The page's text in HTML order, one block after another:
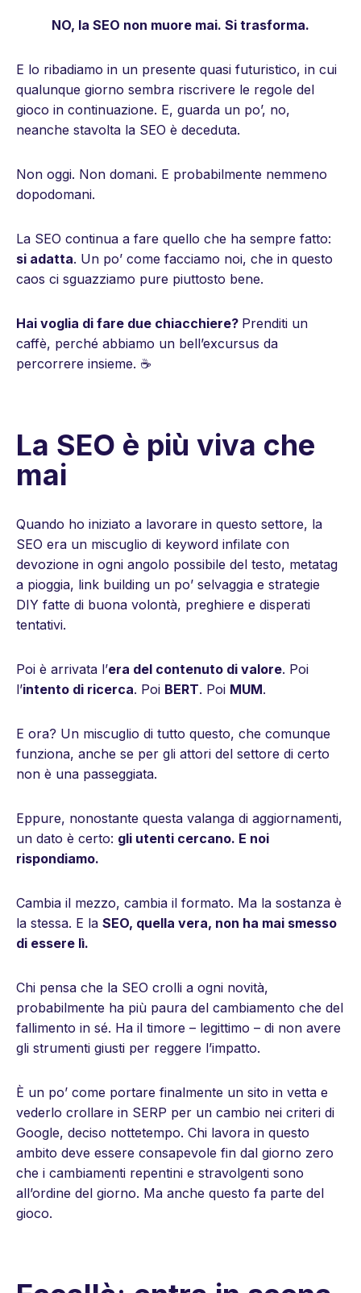
NO, la SEO non muore mai. Si trasforma.
E lo ribadiamo in un presente quasi futuristico, in cui
qualunque giorno sembra riscrivere le regole del
gioco in continuazione. E, guarda un po’, no,
neanche stavolta la SEO è deceduta.
Non oggi. Non domani. E probabilmente nemmeno
dopodomani.
La SEO continua a fare quello che ha sempre fatto:
si adatta. Un po’ come facciamo noi, che in questo
caos ci sguazziamo pure piuttosto bene.
Hai voglia di fare due chiacchiere? Prenditi un
caffè, perché abbiamo un bell’excursus da
percorrere insieme. ☕
La SEO è più viva che
mai
Quando ho iniziato a lavorare in questo settore, la
SEO era un miscuglio di keyword infilate con
devozione in ogni angolo possibile del testo, metatag
a pioggia, link building un po’ selvaggia e strategie
DIY fatte di buona volontà, preghiere e disperati
tentativi.
Poi è arrivata l’era del contenuto di valore. Poi
l’intento di ricerca. Poi BERT. Poi MUM.
E ora? Un miscuglio di tutto questo, che comunque
funziona, anche se per gli attori del settore di certo
non è una passeggiata.
Eppure, nonostante questa valanga di aggiornamenti,
un dato è certo: gli utenti cercano. E noi
rispondiamo.
Cambia il mezzo, cambia il formato. Ma la sostanza è
la stessa. E la SEO, quella vera, non ha mai smesso
di essere lì.
Chi pensa che la SEO crolli a ogni novità,
probabilmente ha più paura del cambiamento che del
fallimento in sé. Ha il timore – legittimo – di non avere
gli strumenti giusti per reggere l’impatto.
È un po’ come portare finalmente un sito in vetta e
vederlo crollare in SERP per un cambio nei criteri di
Google, deciso nottetempo. Chi lavora in questo
ambito deve essere consapevole fin dal giorno zero
che i cambiamenti repentini e stravolgenti sono
all’ordine del giorno. Ma anche questo fa parte del
gioco.